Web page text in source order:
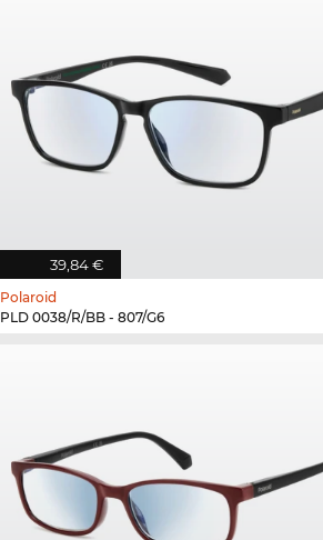
39,84 €
Polaroid
PLD 0038/R/BB - 807/G6